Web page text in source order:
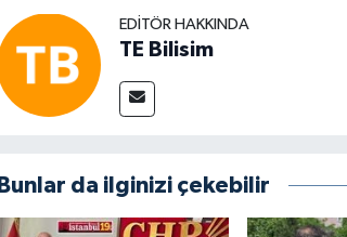
EDITÖR HAKKINDA
TE Bilisim
Bunlar da ilginizi çekebilir